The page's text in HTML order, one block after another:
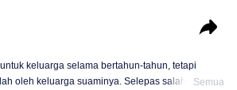
keluarga selama bertahun-tahun, tetapi
oleh keluarga suaminya. Selepas salah
Semua